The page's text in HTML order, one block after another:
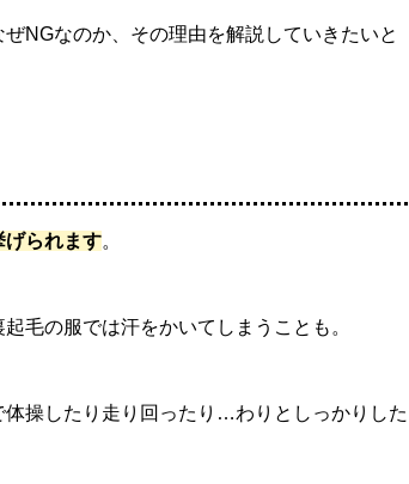
NGなのか、その理由を解説していきたいと
げられます。
毛の服では汗をかいてしまうことも。
操したり走り回ったり…わりとしっかりした